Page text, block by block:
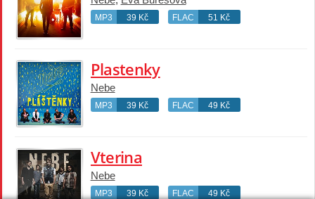
MP3 39 Kč FLAC 51 Kč
Plastenky
Nebe
MP3 39 Kč FLAC 49 Kč
Vterina
Nebe
MP3 39 Kč FLAC 49 Kč